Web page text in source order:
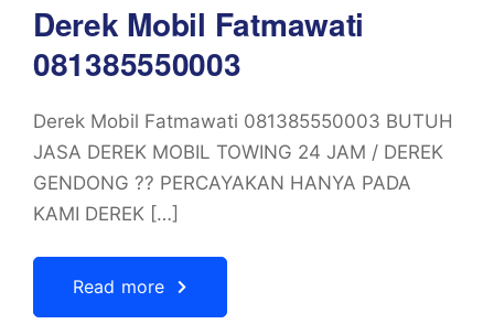
Derek Mobil Fatmawati
081385550003
Derek Mobil Fatmawati 081385550003 BUTUH
JASA DEREK MOBIL TOWING 24 JAM / DEREK
GENDONG ?? PERCAYAKAN HANYA PADA
KAMI DEREK […]
Read more